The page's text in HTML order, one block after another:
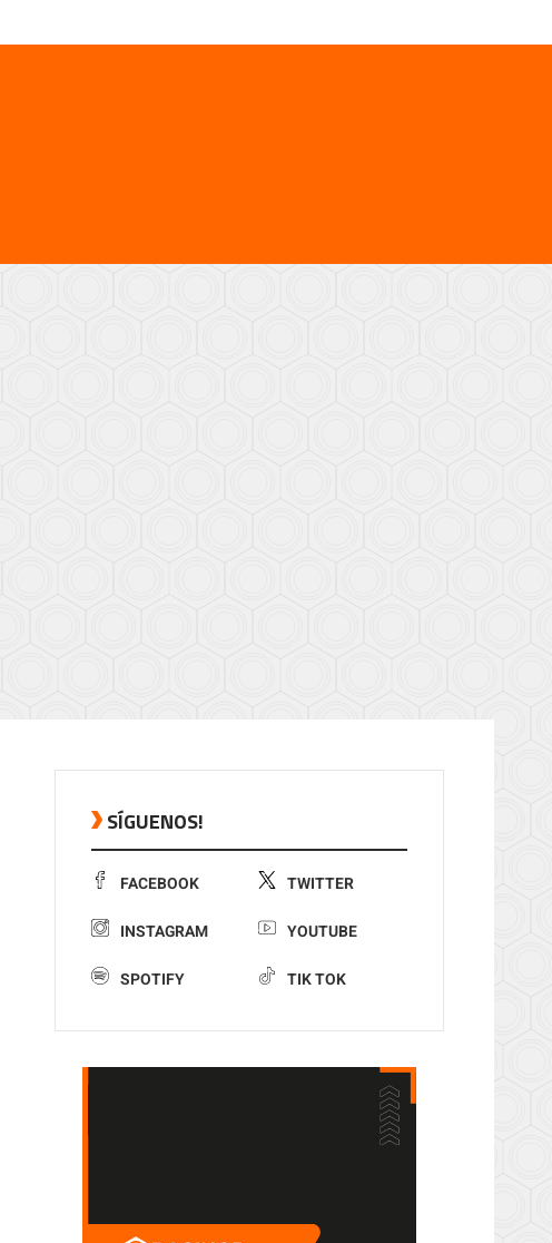
SÍGUENOS!
FACEBOOK TWITTER
INSTAGRAM YOUTUBE
SPOTIFY TIK TOK